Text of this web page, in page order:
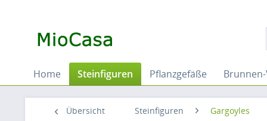
Home Steinfiguren Pflanzgefäße
Übersicht Steinfiguren Gargoyles